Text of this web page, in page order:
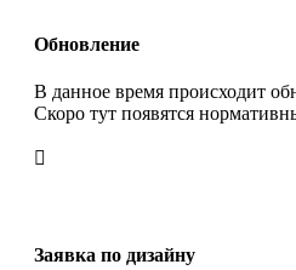
Обновление
В данное время происходит
Скоро тут появятся

Заявка по дизайну